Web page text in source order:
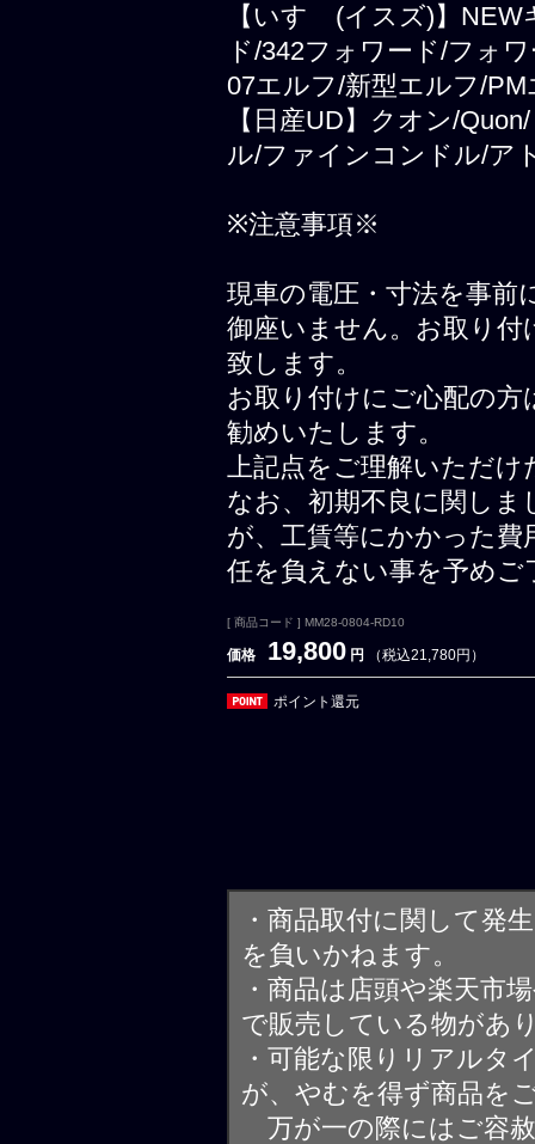
【いすゞ(イスズ)】
ド/342フォワード/フォ
07エルフ/新型エルフ/
【日産UD】クオン/
ル/ファインコンドル/ア
※注意事項※
現車の電圧・寸法を事前
御座いません。お取り
致します。
お取り付けにご心配の
勧めいたします。
上記点をご理解いただ
なお、初期不良に関し
が、工賃等にかかった費
任を負えない事を予めご
[ 商品コード ] MM28-0804-RD10
価格 19,800 円 （税込21,780円）
ポイント還元
・商品取付に関して発
を負いかねます。
・商品は店頭や楽天市
で販売している物があ
・可能な限りリアルタ
が、やむを得ず商品を
万が一の際にはご容